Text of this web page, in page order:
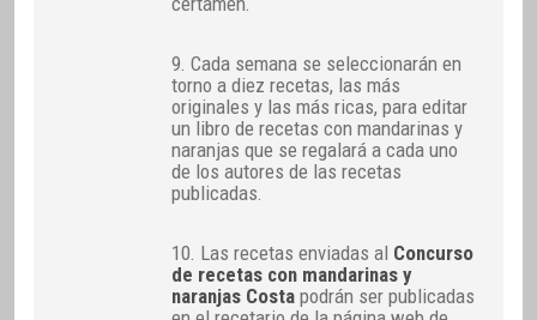
9. Cada semana se seleccionarán en
torno a diez recetas, las más
originales y las más ricas, para editar
un libro de recetas con mandarinas y
naranjas que se regalará a cada uno
de los autores de las recetas
publicadas.
10. Las recetas enviadas al Concurso
de recetas con mandarinas y
naranjas Costa podrán ser publicadas